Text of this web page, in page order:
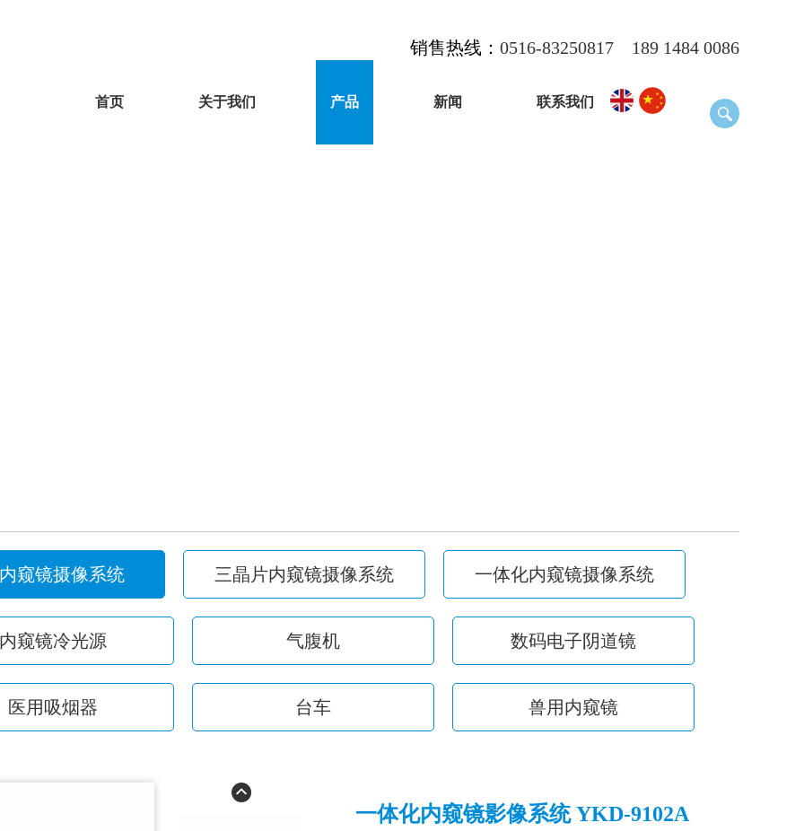
销售热线： 0516-83250817 189 1484 0086
首页 关于我们 产品 新闻 联系我们
窥镜摄像系统 三晶片内窥镜摄像系统 一体化内窥镜摄像系统
内窥镜冷光源 气腹机 数码电子阴道镜
医用吸烟器 台车 兽用内窥镜
一体化内窥镜影像系统 YKD-9102A